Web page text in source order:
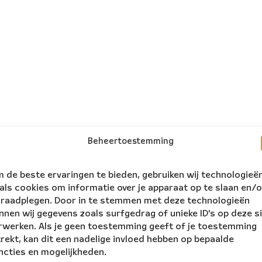
Beheertoestemming
de beste ervaringen te bieden, gebruiken wij
cookies om informatie over je apparaat op te slaan en/
Door in te stemmen met deze technologieën
wij gegevens zoals surfgedrag of unieke ID's op deze
Als je geen toestemming geeft of je toestemming
kan dit een nadelige invloed hebben op bepaalde
en mogelijkheden.